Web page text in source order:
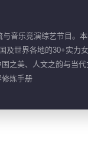
音乐竞演综艺节目。
世界各地的30+实
之美、人文之韵与当
炼手册